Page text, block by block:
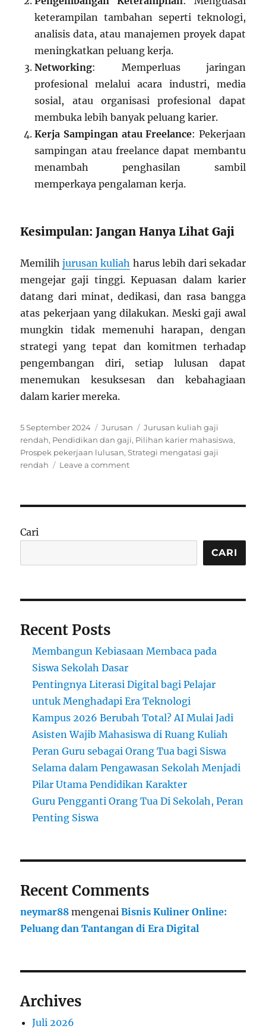
keterampilan tambahan seperti teknologi,
analisis data, atau manajemen proyek dapat
meningkatkan peluang kerja.
Networking: Memperluas jaringan
profesional melalui acara industri, media
sosial, atau organisasi profesional dapat
membuka lebih banyak peluang karier.
Kerja Sampingan atau Freelance: Pekerjaan
sampingan atau freelance dapat membantu
menambah penghasilan sambil
memperkaya pengalaman kerja.
Kesimpulan: Jangan Hanya Lihat Gaji
Memilihjurusan kuliah harus lebih dari sekadar
mengejar gaji tinggi. Kepuasan dalam karier
datang dari minat, dedikasi, dan rasa bangga
atas pekerjaan yang dilakukan. Meski gaji awal
mungkin tidak memenuhi harapan, dengan
strategi yang tepat dan komitmen terhadap
pengembangan diri, setiap lulusan dapat
menemukan kesuksesan dan kebahagiaan
dalam karier mereka.
Posted
on
5 September 2024 Categories
Jurusan Tags
Jurusan kuliah gaji
rendah, Pendidikan dan gaji, Pilihan karier mahasiswa,
Prospek pekerjaan lulusan,Strategi mengatasi gaji
rendah
Leave a commenton
Gaji
Apakah
Masih
Cari
CARI
Recent Posts
Membangun Kebiasaan Membaca pada
Siswa Sekolah Dasar
Pentingnya Literasi Digital bagi Pelajar
untuk Menghadapi Era Teknologi
Kampus 2026 Berubah Total? AI Mulai Jadi
Asisten Wajib Mahasiswa di Ruang Kuliah
Peran Guru sebagai Orang Tua bagi Siswa
Selama dalam Pengawasan Sekolah Menjadi
Pilar Utama Pendidikan Karakter
Guru Pengganti Orang Tua Di Sekolah, Peran
Penting Siswa
Recent Comments
neymar88 mengenaiBisnis Kuliner Online:
Peluang dan Tantangan di Era Digital
Archives
Juli 2026